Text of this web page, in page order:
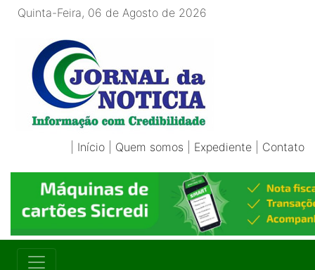
Quinta-Feira, 06 de Agosto de 2026
Início Quem somos Expediente Contato